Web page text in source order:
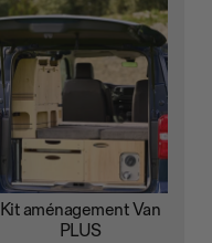
Kit aménagement Van
PLUS